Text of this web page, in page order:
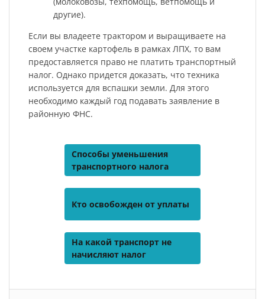
другие).
Если вы владеете трактором и выращиваете на
своем участке картофель в рамках ЛПХ, то вам
предоставляется право не платить транспортный
налог. Однако придется доказать, что техника
используется для вспашки земли. Для этого
необходимо каждый год подавать заявление в
районную ФНС.
Способы уменьшения
транспортного налога
Кто освобожден от уплаты
На какой транспорт не
начисляют налог